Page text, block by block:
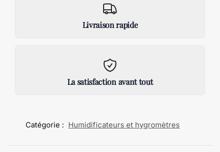
Livraison rapide
La satisfaction avant tout
Catégorie : Humidificateurs et hygromètres